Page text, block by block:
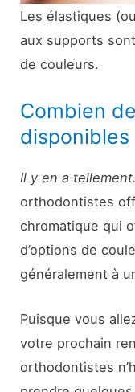
Les élastiques
aux supports
de couleurs.
Combien
disponibles
Il y en a tellement.
orthodontistes
chromatique qui
d’options de
généralement à
Puisque vous
votre prochain
orthodontistes